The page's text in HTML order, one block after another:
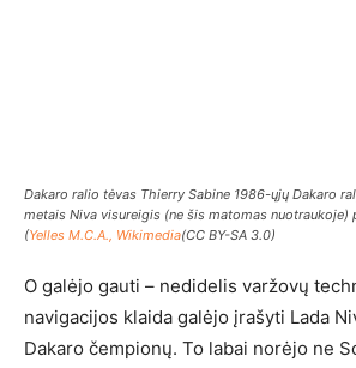
Dakaro ralio tėvas Thierry Sabine 1986-ųjų Dakaro
metais Niva visureigis (ne šis matomas nuotraukoje)
(Yelles M.C.A., Wikimedia(CC BY-SA 3.0)
O galėjo gauti – nedidelis varžovų
navigacijos klaida galėjo įrašyti Lada
Dakaro čempionų. To labai norėjo ne